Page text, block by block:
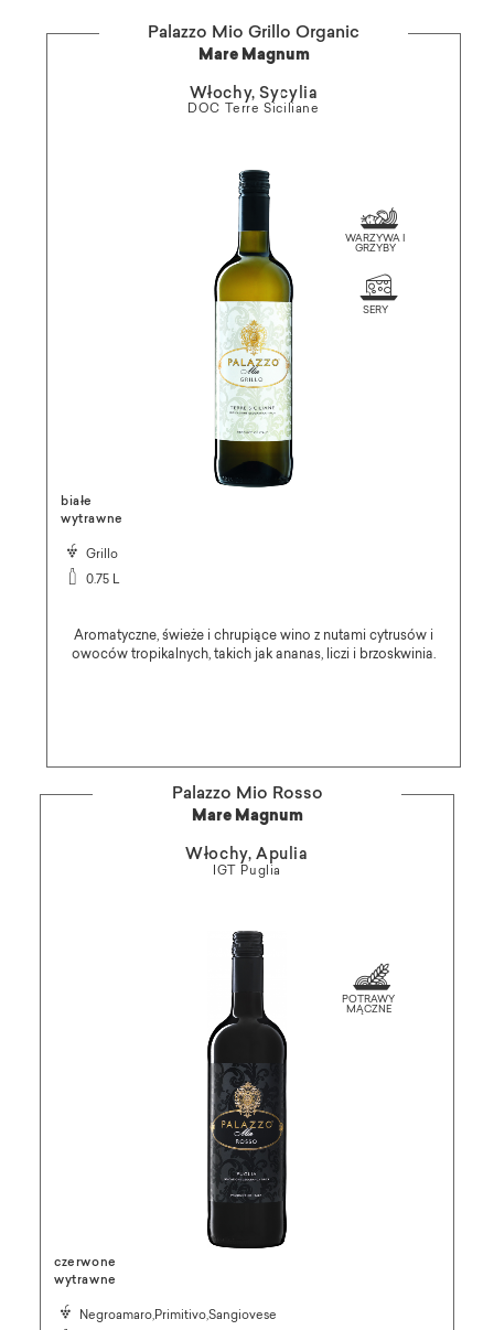
Palazzo Mio Grillo Organic
Mare Magnum
Włochy, Sycylia
DOC Terre Siciliane
białe
wytrawne
Grillo
0.75 L
Aromatyczne, świeże i chrupiące wino z nutami cytrusów i
owoców tropikalnych, takich jak ananas, liczi i brzoskwinia.
Palazzo Mio Rosso
Mare Magnum
Włochy, Apulia
IGT Puglia
czerwone
wytrawne
Negroamaro,Primitivo,Sangiovese